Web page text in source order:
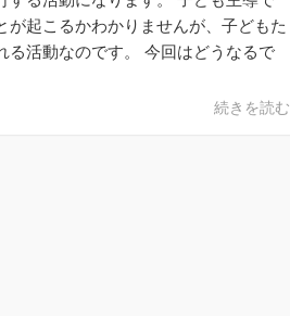
が起こるかわかりませんが、子どもた
る活動なのです。 今回はどうなるで
続きを読む